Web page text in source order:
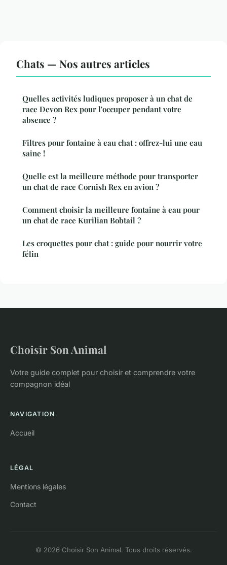
Chats — Nos autres articles
Quelles activités ludiques proposer à un chat de
race Devon Rex pour l'occuper pendant votre
absence ?
Filtres pour fontaine à eau chat : offrez-lui une eau
saine !
Quelle est la meilleure méthode pour transporter
un chat de race Cornish Rex en avion ?
Comment choisir la meilleure fontaine à eau pour
un chat de race Kurilian Bobtail ?
Les croquettes pour chat : guide pour nourrir votre
félin
Choisir Son Animal
Votre guide complet pour choisir et comprendre votre
compagnon idéal
NAVIGATION
Accueil
LÉGAL
Mentions légales
Contact
© 2026 Choisir Son Animal. Tous droits réservés.